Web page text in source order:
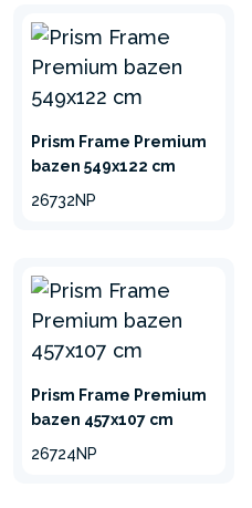
Prism Frame Premium
bazen 549x122 cm
26732NP
Prism Frame Premium
bazen 457x107 cm
26724NP